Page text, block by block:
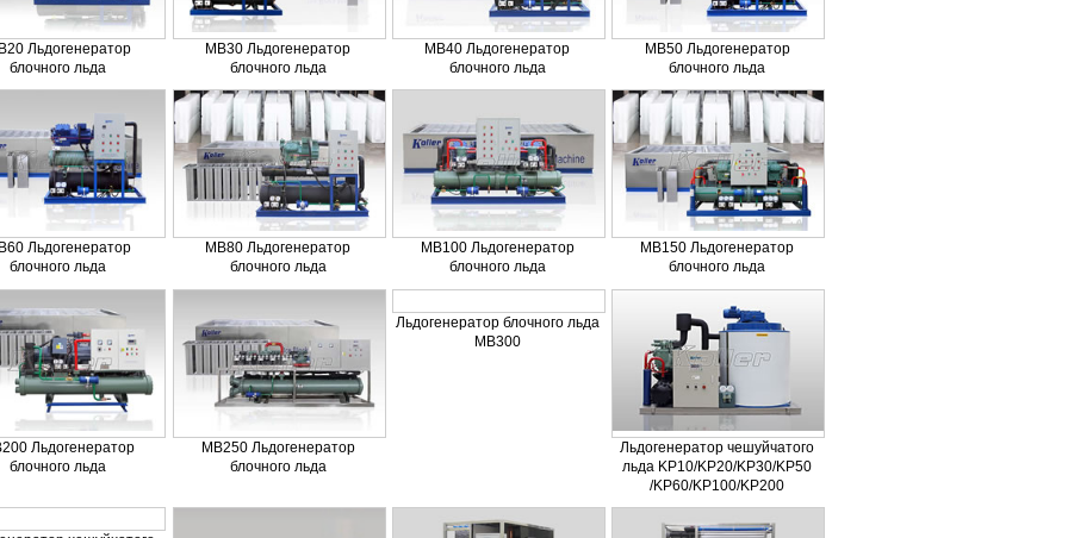
Льдогенератор
блочного льда
MB30 Льдогенератор
блочного льда
MB40 Льдогенератор
блочного льда
MB50 Льдогенератор
блочного льда
Льдогенератор
блочного льда
MB80 Льдогенератор
блочного льда
MB100 Льдогенератор
блочного льда
MB150 Льдогенератор
блочного льда
Льдогенератор
блочного льда
MB250 Льдогенератор
блочного льда
Льдогенератор блочного льда
MB300
Льдогенератор чешуйчатого
льда KP10/KP20/KP30/KP50
/KP60/KP100/KP200